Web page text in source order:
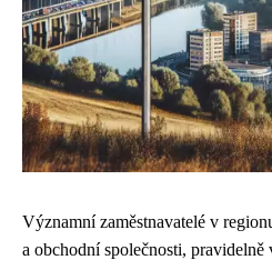
Významní zaměstnavatelé v
a obchodní společnosti,